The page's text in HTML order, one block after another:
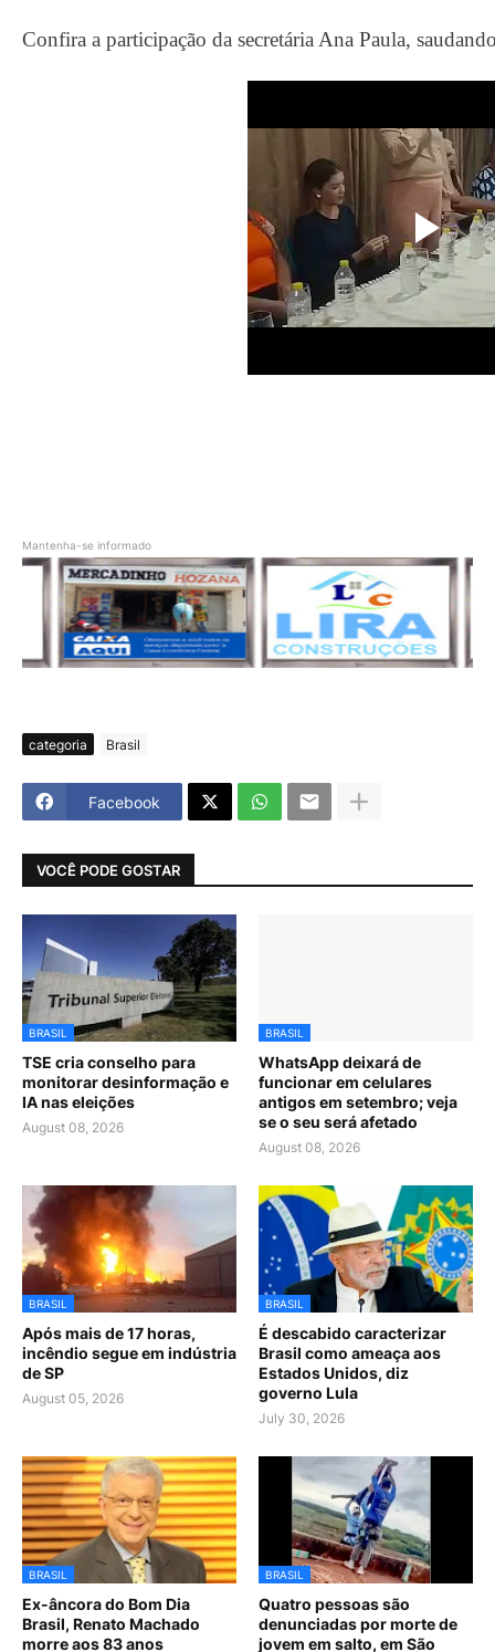
Confira a participação da secretária Ana Paula,
Mantenha-se informado
categoria Brasil
Facebook
VOCÊ PODE GOSTAR
BRASIL
TSE cria conselho para
monitorar desinformação e
IA nas eleições
August 08, 2026
BRASIL
WhatsApp deixará de
funcionar em celulares
antigos em setembro; veja
se o seu será afetado
August 08, 2026
BRASIL
Após mais de 17 horas,
incêndio segue em indústria
de SP
August 05, 2026
BRASIL
É descabido caracterizar
Brasil como ameaça aos
Estados Unidos, diz
governo Lula
July 30, 2026
BRASIL
Ex-âncora do Bom Dia
Brasil, Renato Machado
morre aos 83 anos
BRASIL
Quatro pessoas são
denunciadas por morte de
jovem em salto, em São